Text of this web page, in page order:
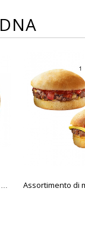
Muffin ai Mirtilli 82 gr. x 36 pz. Edna